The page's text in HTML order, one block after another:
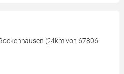
(24km von 67806